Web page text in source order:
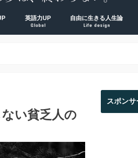
英語力UP
Global
自由に生きる人生論
Life design
い貧乏人の
スポンサ